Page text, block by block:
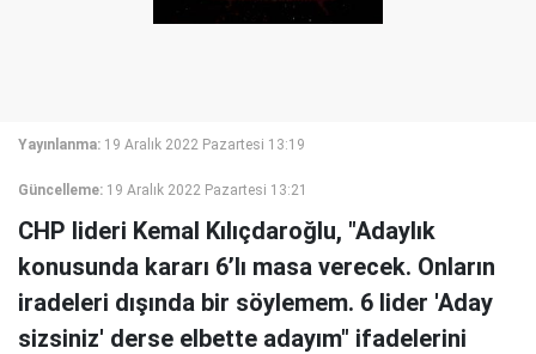
Yayınlanma: 19 Aralık 2022 Pazartesi 13:19
Güncelleme: 19 Aralık 2022 Pazartesi 13:21
CHP lideri Kemal Kılıçdaroğlu, "Adaylık
konusunda kararı 6’lı masa verecek. Onların
iradeleri dışında bir söylemem. 6 lider 'Aday
sizsiniz' derse elbette adayım" ifadelerini